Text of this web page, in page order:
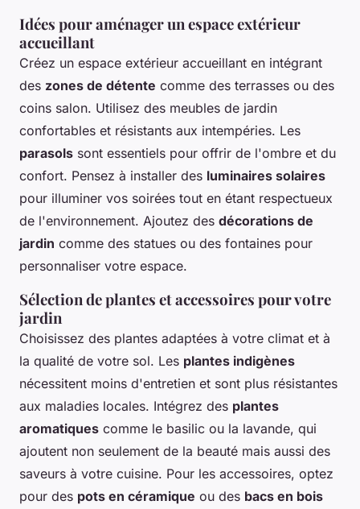
Idées pour aménager un espace extérieur
accueillant
Créez un espace extérieur accueillant en intégrant
des zones de détente comme des terrasses ou des
coins salon. Utilisez des meubles de jardin
confortables et résistants aux intempéries. Les
parasols sont essentiels pour offrir de l'ombre et du
confort. Pensez à installer des luminaires solaires
pour illuminer vos soirées tout en étant respectueux
de l'environnement. Ajoutez des décorations de
jardin comme des statues ou des fontaines pour
personnaliser votre espace.
Sélection de plantes et accessoires pour votre
jardin
Choisissez des plantes adaptées à votre climat et à
la qualité de votre sol. Les plantes indigènes
nécessitent moins d'entretien et sont plus résistantes
aux maladies locales. Intégrez des plantes
aromatiques comme le basilic ou la lavande, qui
ajoutent non seulement de la beauté mais aussi des
saveurs à votre cuisine. Pour les accessoires, optez
pour des pots en céramique ou des bacs en bois